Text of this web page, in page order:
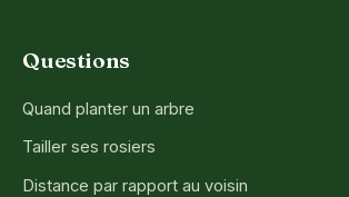
Questions
Quand planter un arbre
Tailler ses rosiers
Distance par rapport au voisin